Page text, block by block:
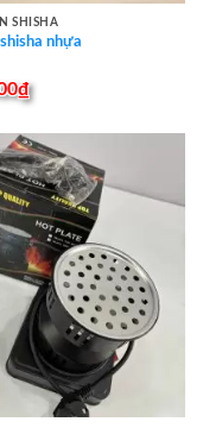
SHISHA
nhựa
₫